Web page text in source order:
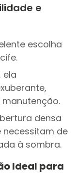
e
escolha
ela
densa
necessitam de
à sombra.
Ideal para